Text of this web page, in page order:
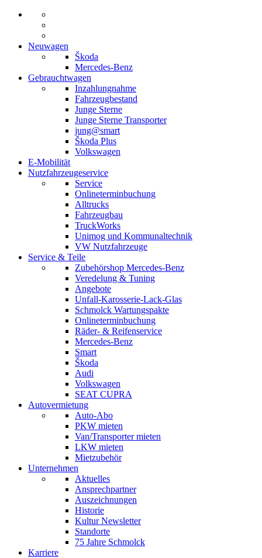
Neuwagen
Škoda
Mercedes-Benz
Gebrauchtwagen
Inzahlungnahme
Fahrzeugbestand
Junge Sterne
Junge Sterne Transporter
jung@smart
Škoda Plus
Volkswagen
E-Mobilität
Nutzfahrzeugeservice
Service
Onlineterminbuchung
Alltrucks
Fahrzeugbau
TruckWorks
Unimog und Kommunaltechnik
VW Nutzfahrzeuge
Service & Teile
Zubehörshop Mercedes-Benz
Veredelung & Tuning
Angebote
Unfall-Karosserie-Lack-Glas
Schmolck Wartungspakte
Onlineterminbuchung
Räder- & Reifenservice
Mercedes-Benz
Smart
Škoda
Audi
Volkswagen
SEAT CUPRA
Autovermietung
Auto-Abo
PKW mieten
Van/Transporter mieten
LKW mieten
Mietzubehör
Unternehmen
Aktuelles
Ansprechpartner
Auszeichnungen
Historie
Kultur Newsletter
Standorte
75 Jahre Schmolck
Karriere